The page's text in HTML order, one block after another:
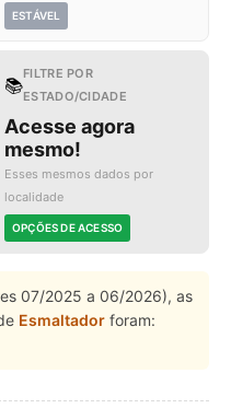
ESTÁVEL
📚
FILTRE POR
ESTADO/CIDADE
Acesse agora
mesmo!
Esses mesmos dados por
localidade
OPÇÕES DE ACESSO
07/2025 a 06/2026), as
Esmaltador foram: